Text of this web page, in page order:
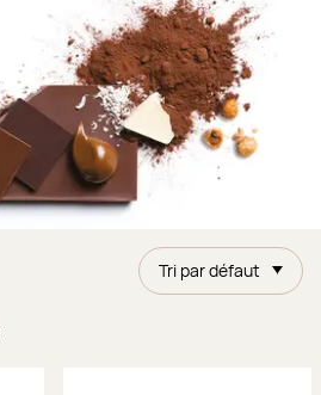
Tri par défaut